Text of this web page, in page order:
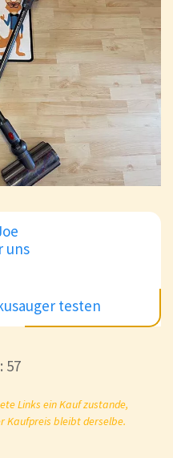
uns
testen
57
Links ein Kauf zustande,
Kaufpreis bleibt derselbe.